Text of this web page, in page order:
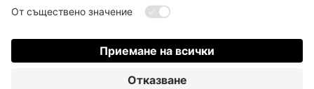
Contact us today